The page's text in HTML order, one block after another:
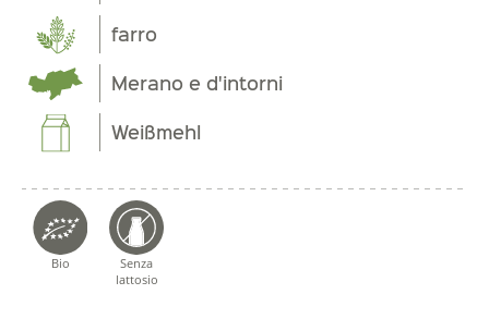
farro
Merano e d'intorni
Weißmehl
Bio
Senza
lattosio